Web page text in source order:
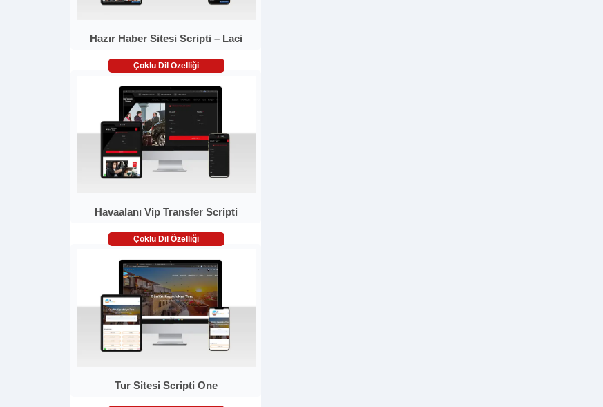
Hazır Haber Sitesi Scripti – Laci
Çoklu Dil Özelliği
Havaalanı Vip Transfer Scripti
Çoklu Dil Özelliği
Tur Sitesi Scripti One